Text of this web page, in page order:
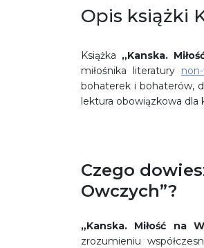
Opis książki
Książka „Kanska.
miłośnika literatury
bohaterek i bohaterów,
lektura obowiązkowa
Czego
Owczych”?
„Kanska. Miłość na
zrozumieniu